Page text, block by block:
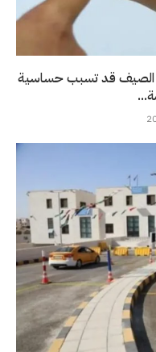
الصيف قد تسبب حساسية